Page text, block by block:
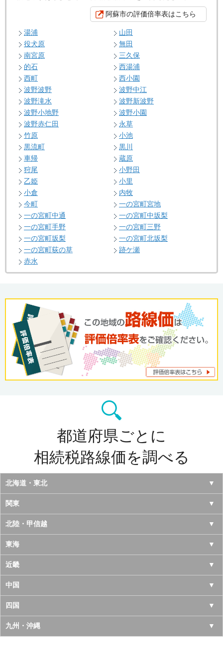
阿蘇市の評価倍率表はこちら
湯浦
山田
役犬原
無田
南宮原
三久保
的石
西湯浦
西町
西小園
波野波野
波野中江
波野滝水
波野新波野
波野小地野
波野小園
波野赤仁田
永草
竹原
小池
黒流町
黒川
車帰
蔵原
狩尾
小野田
乙姫
小里
小倉
内牧
今町
一の宮町宮地
一の宮町中通
一の宮町中坂梨
一の宮町手野
一の宮町三野
一の宮町坂梨
一の宮町北坂梨
一の宮町荻の草
跡ケ瀬
赤水
都道府県ごとに
相続税路線価を調べる
北海道・東北
北海道
青森県
岩手県
宮城県
秋田県
山形県
福島県
関東
東京都
神奈川県
千葉県
埼玉県
茨城県
栃木県
北陸・甲信越
山梨県
長野県
新潟県
富山県
石川県
東海
愛知県
岐阜県
三重県
静岡県
近畿
大阪府
京都府
兵庫県
中国
鳥取県
島根県
四国
徳島県
九州・沖縄